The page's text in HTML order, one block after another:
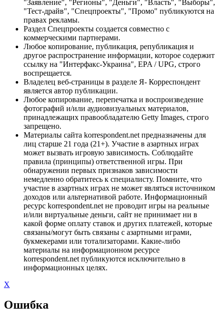
"Заявление", "Регионы", "Деньги", "Власть", "Выборы",
"Тест-драйв", "Спецпроекты", "Промо" публикуются на
правах рекламы.
Раздел Спецпроекты создается совместно с
коммерческими партнерами.
Любое копирование, публикация, републикация и
другое распространение информации, которое содержит
ссылку на "Интерфакс-Украина", EPA / UPG, строго
воспрещается.
Владелец веб-страницы в разделе Я- Корреспондент
является автор публикации.
Любое копирование, перепечатка и воспроизведение
фотографий и/или аудиовизуальных материалов,
принадлежащих правообладателю Getty Images, строго
запрещено.
Материалы сайта korrespondent.net предназначены для
лиц старше 21 года (21+). Участие в азартных играх
может вызвать игровую зависимость. Соблюдайте
правила (принципы) ответственной игры. При
обнаружении первых признаков зависимости
немедленно обратитесь к специалисту. Помните, что
участие в азартных играх не может являться источником
доходов или альтернативой работе. Информационный
ресурс korrespondent.net не проводит игры на реальные
и/или виртуальные деньги, сайт не принимает ни в
какой форме оплату ставок и других платежей, которые
связаны/могут быть связаны с азартными играми,
букмекерами или тотализаторами. Какие-либо
материалы на информационном ресурсе
korrespondent.net публикуются исключительно в
информационных целях.
X
Ошибка